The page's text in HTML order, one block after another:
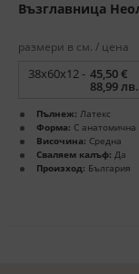
Възглавница
размери в см. / цена
38x60x12 - 45,50 €
88,99 лв.
Пълнеж: Латекс
Форма: С анатомична
Височина: Средна
Сваляем калъф: Да
Произход: България